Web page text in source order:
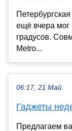
ещё вчера мог
градусов.
Metro...
06:17, 21 Май
Гаджеты
Предлагаем